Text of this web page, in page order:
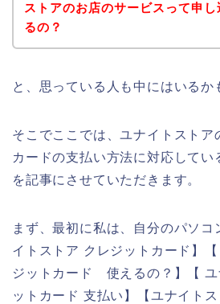
ストアのお店のサービスって申し
るの？
と、思っている人も中にはいるか
そこでここでは、ユナイトストア
カードの支払い方法に対応してい
を記事にさせていただきます。
まず、最初に私は、自分のパソコ
イトストア クレジットカード】
ジットカード 使えるの？】【 ユ
ットカード 支払い】【ユナイト